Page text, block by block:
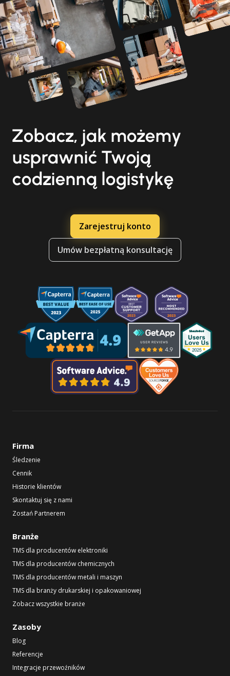
Zobacz, jak możemy
usprawnić Twoją
codzienną logistykę
Zarejestruj konto
Umów bezpłatną konsultację
Firma
Śledzenie
Cennik
Historie klientów
Skontaktuj się z nami
Zostań Partnerem
Branże
TMS dla producentów elektroniki
TMS dla producentów chemicznych
TMS dla producentów metali i maszyn
TMS dla branży drukarskiej i opakowaniowej
Zobacz wszystkie branże
Zasoby
Blog
Referencje
Integracje przewoźników